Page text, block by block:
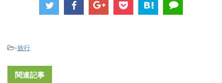
-旅行
関連記事